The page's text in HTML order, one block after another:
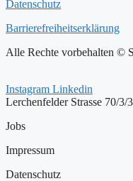
Datenschutz
Barrierefreiheitserklärung
Alle Rechte vorbehalten
Instagram Linkedin
Lerchenfelder Strasse 70/3/
Jobs
Impressum
Datenschutz